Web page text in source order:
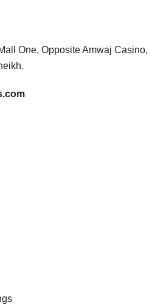
One, Opposite Amwaj Casino,